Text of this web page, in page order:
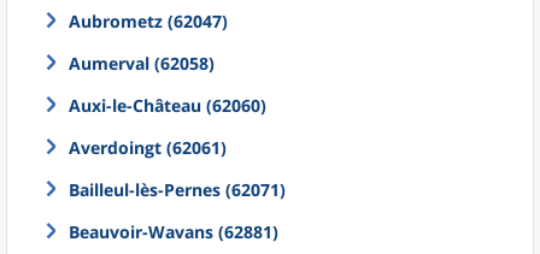
Aubrometz (62047)
Aumerval (62058)
Auxi-le-Château (62060)
Averdoingt (62061)
Bailleul-lès-Pernes (62071)
Beauvoir-Wavans (62881)